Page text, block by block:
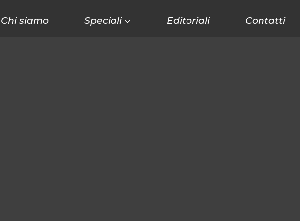
Chi siamo Speciali Editoriali Contatti